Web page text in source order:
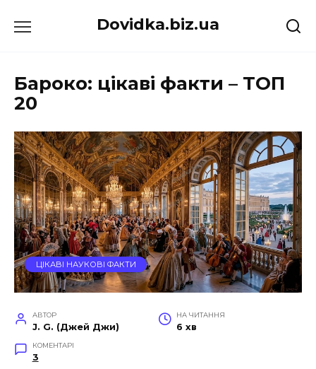
до
Dovidka.biz.ua
Бароко: цікаві факти – ТОП
20
ЦІКАВІ НАУКОВІ ФАКТИ
АВТОР
J. G. (Джей Джи)
НА ЧИТАННЯ
6 хв
КОМЕНТАРІ
3